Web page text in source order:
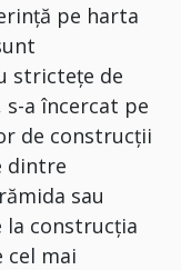
pe harta
strictețe de
a încercat pe
de construcții
dintre
sau
la construcția
cel mai